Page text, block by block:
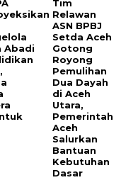
Abadi
Tim
Relawan
ASN BPBJ
Setda Aceh
Gotong
Royong
Pemulihan
Dua Dayah
di Aceh
Utara,
Pemerintah
Aceh
Salurkan
Bantuan
Kebutuhan
Dasar